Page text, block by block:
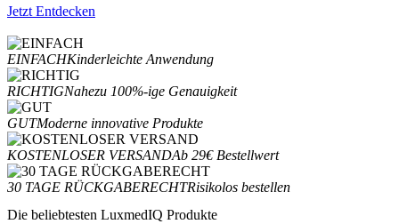
Jetzt Entdecken
EINFACHKinderleichte Anwendung
RICHTIGNahezu 100%-ige Genauigkeit
GUTModerne innovative Produkte
KOSTENLOSER VERSANDAb 29€ Bestellwert
30 TAGE RÜCKGABERECHTRisikolos bestellen
Die beliebtesten LuxmedIQ Produkte